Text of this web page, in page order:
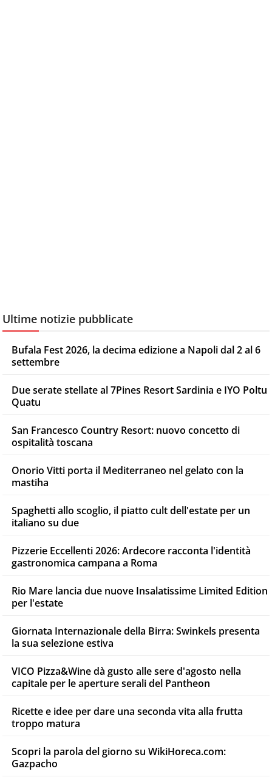
Ultime notizie pubblicate
Bufala Fest 2026, la decima edizione a Napoli dal 2 al 6
settembre
Due serate stellate al 7Pines Resort Sardinia e IYO Poltu
Quatu
San Francesco Country Resort: nuovo concetto di
ospitalità toscana
Onorio Vitti porta il Mediterraneo nel gelato con la
mastiha
Spaghetti allo scoglio, il piatto cult dell'estate per un
italiano su due
Pizzerie Eccellenti 2026: Ardecore racconta l'identità
gastronomica campana a Roma
Rio Mare lancia due nuove Insalatissime Limited Edition
per l'estate
Giornata Internazionale della Birra: Swinkels presenta
la sua selezione estiva
VICO Pizza&Wine dà gusto alle sere d'agosto nella
capitale per le aperture serali del Pantheon
Ricette e idee per dare una seconda vita alla frutta
troppo matura
Scopri la parola del giorno su WikiHoreca.com:
Gazpacho